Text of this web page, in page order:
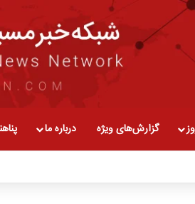
گزارش‌های ویژه درباره ما